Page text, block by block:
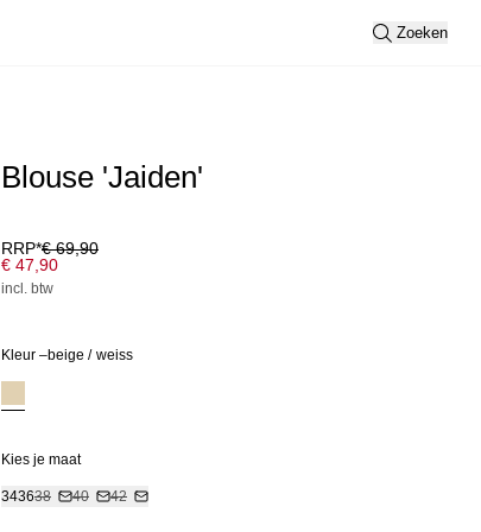
Zoeken
Blouse 'Jaiden'
RRP*€ 69,90
€ 47,90
incl. btw
Kleur –beige / weiss
Kies je maat
343638 40 42